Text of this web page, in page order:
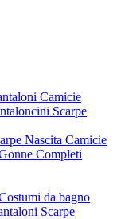
Camicie
Scarpe
Nascita Camicie
Completi
da bagno
Scarpe